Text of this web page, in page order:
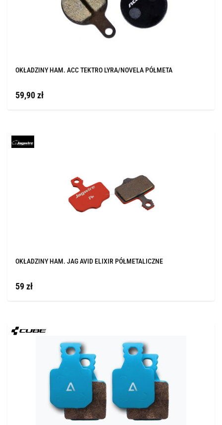
OKŁADZINY HAM. ACC TEKTRO LYRA/NOVELA PÓŁMETA
59,90 zł
OKŁADZINY HAM. JAG AVID ELIXIR PÓŁMETALICZNE
59 zł